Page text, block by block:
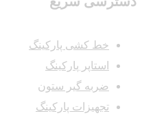
خط کشی پارکینگ
استاپر پارکینگ
ضربه گیر ستون
تجهیزات پارکینگ